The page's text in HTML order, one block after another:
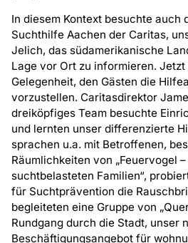
In diesem Kontext besuchte auch
Suchthilfe Aachen der Caritas,
Jelich, das südamerikanische
Lage vor Ort zu informieren. Jetzt
Gelegenheit, den Gästen die
vorzustellen. Caritasdirektor
dreiköpfiges Team besuchte
und lernten unser differenzierte
sprachen u.a. mit Betroffenen,
Räumlichkeiten von „Feuervogel
suchtbelasteten Familien“,
für Suchtprävention die
begleiteten eine Gruppe von
Rundgang durch die Stadt, unser
Beschäftigungsangebot für